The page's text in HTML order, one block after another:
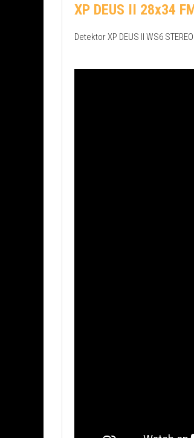
XP DEUS II 28x34
Detektor XP DEUS II WS6